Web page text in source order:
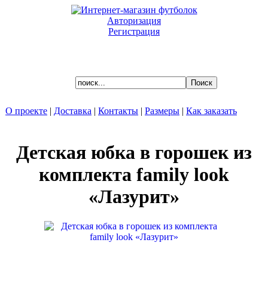
Авторизация
Регистрация
О проекте | Доставка | Контакты | Размеры | Как заказать
Детская юбка в горошек из
комплекта family look
«Лазурит»